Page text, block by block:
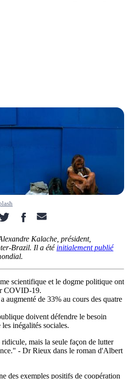
icon
twitter-iconfacebook-icon
email-icon
Kalache, président,
Brazil. Il a été initialement publié
scientifique et le dogme politique ont
COVID-19.
augmenté de 33% au cours des quatre
doivent défendre le besoin
inégalités sociales.
mais la seule façon de lutter
- Dr Rieux dans le roman d'Albert
des exemples positifs de coopération